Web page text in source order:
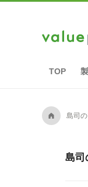
TOP
A 島司
島司